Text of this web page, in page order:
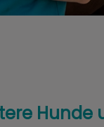
Hunde